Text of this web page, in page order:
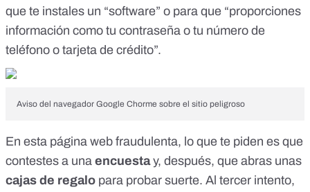
que te instales un “software” o para que “proporciones
información como tu contraseña o tu número de
teléfono o tarjeta de crédito”.
Aviso del navegador Google Chorme sobre el sitio peligroso
En esta página web fraudulenta, lo que te piden es que
contestes a una encuestay, después, que abras unas
cajas de regalo para probar suerte. Al tercer intento,